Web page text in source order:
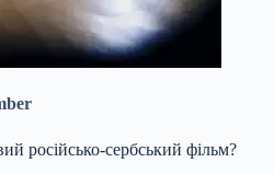
російсько-сербський фільм?